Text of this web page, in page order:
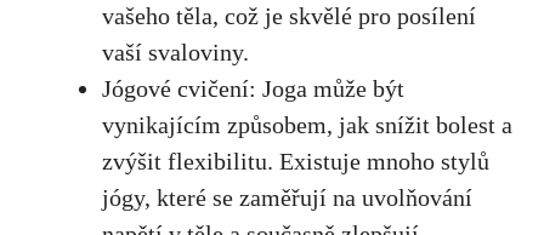
vašeho těla, což je skvělé pro posílení‍
vaší svaloviny.
Jógové cvičení: Joga‍ může⁣ být
vynikajícím způsobem, jak ⁢snížit‌ bolest a
zvýšit flexibilitu. Existuje mnoho stylů
⁢jógy, které‍ se zaměřují na uvolňování